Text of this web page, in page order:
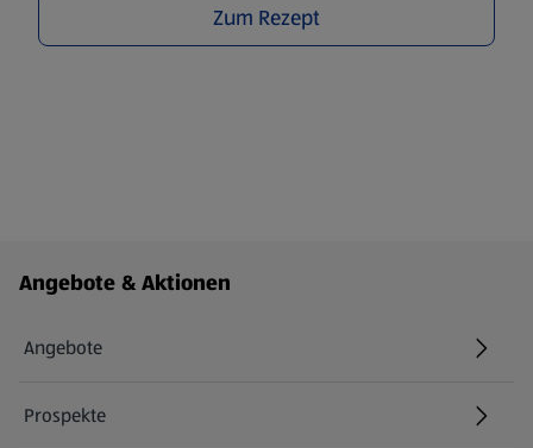
Zum Rezept
Fußzeilenmenü - weitere Links
Angebote & Aktionen
Angebote
Prospekte